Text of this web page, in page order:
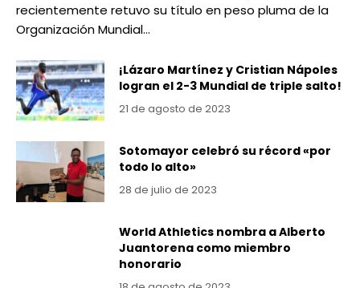
recientemente retuvo su título en peso pluma de la
Organización Mundial…
¡Lázaro Martínez y Cristian Nápoles
logran el 2-3 Mundial de triple salto!
21 de agosto de 2023
Sotomayor celebró su récord «por
todo lo alto»
28 de julio de 2023
World Athletics nombra a Alberto
Juantorena como miembro
honorario